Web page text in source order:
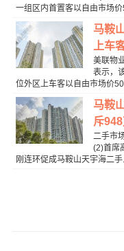
一组区内首置客以自由市场价
马鞍
上车
美联物
表示，
位外区上车客以自由市场价
马鞍
斥
二手市
(2)首席
刚连环促成马鞍山天宇海二手...